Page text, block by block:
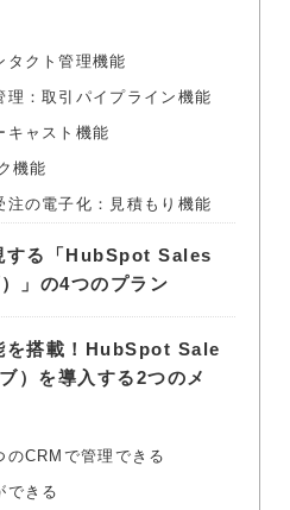
タクト管理機能
理：取引パイプライン機能
キャスト機能
機能
注の電子化：見積もり機能
する「HubSpot Sales
」の4つのプラン
を搭載！HubSpot Sale
）を導入する2つのメ
のCRMで管理できる
できる